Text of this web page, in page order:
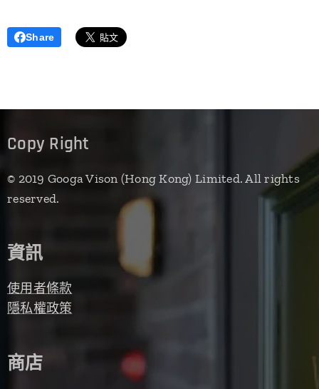
Share
Copy Right
© 2019 Googa Vison (Hong Kong) Limited. All rights
reserved.
資訊
使用者條款
隱私權政策
商店